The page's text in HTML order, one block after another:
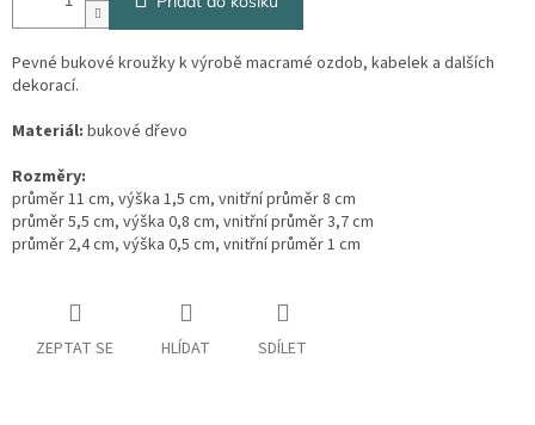
Pevné bukové kroužky k výrobě macramé ozdob, kabelek a dalších
dekorací.
Materiál: bukové dřevo
Rozměry:
průměr 11 cm, výška 1,5 cm, vnitřní průměr 8 cm
průměr 5,5 cm, výška 0,8 cm, vnitřní průměr 3,7 cm
průměr 2,4 cm, výška 0,5 cm, vnitřní průměr 1 cm
ZEPTAT SE HLÍDAT SDÍLET